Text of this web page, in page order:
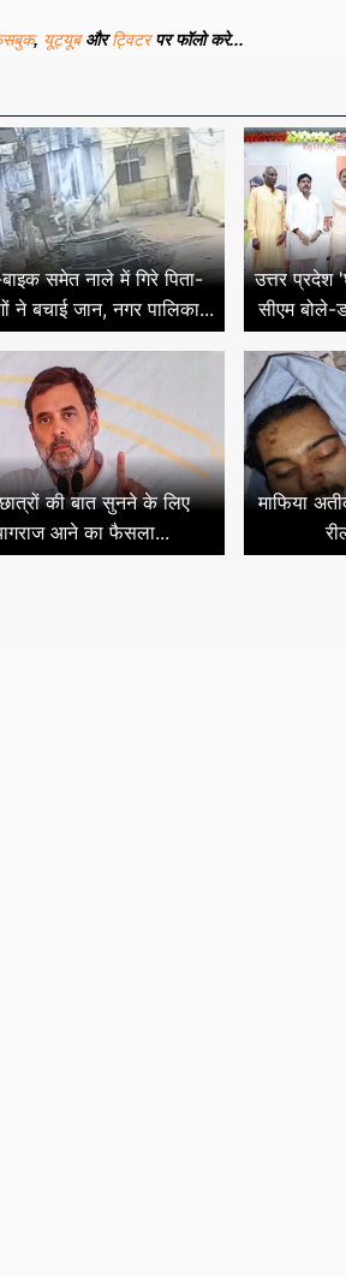
, यूट्यूबऔरट्विटरपर फॉलो करे...
समेत नाले में गिरे पिता-
ने बचाई जान, नगर पालिका...
उत्तर प्रदेश
सीएम
की बात सुनने के लिए
आने का फैसला...
माफिया